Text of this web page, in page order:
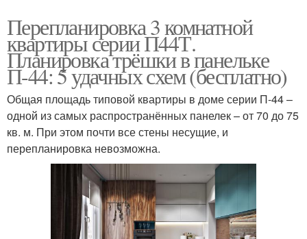
Перепланировка 3 комнатной
квартиры серии П44Т.
Планировка трёшки в панельке
П-44: 5 удачных схем (бесплатно)
Общая площадь типовой квартиры в доме серии П-44 –
одной из самых распространённых панелек – от 70 до 75
кв. м. При этом почти все стены несущие, и
перепланировка невозможна.